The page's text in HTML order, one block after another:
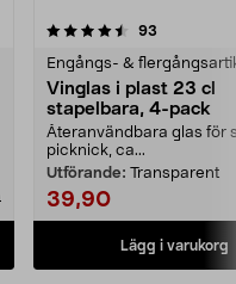
93
Engångs- &
Vinglas i plast 23 cl
stapelbara, 4-pack
Återanvändbara glas för
picknick, ca...
Utförande: Transparent
39,90
Lägg i varukorg
4.5 av 5 stjärnor